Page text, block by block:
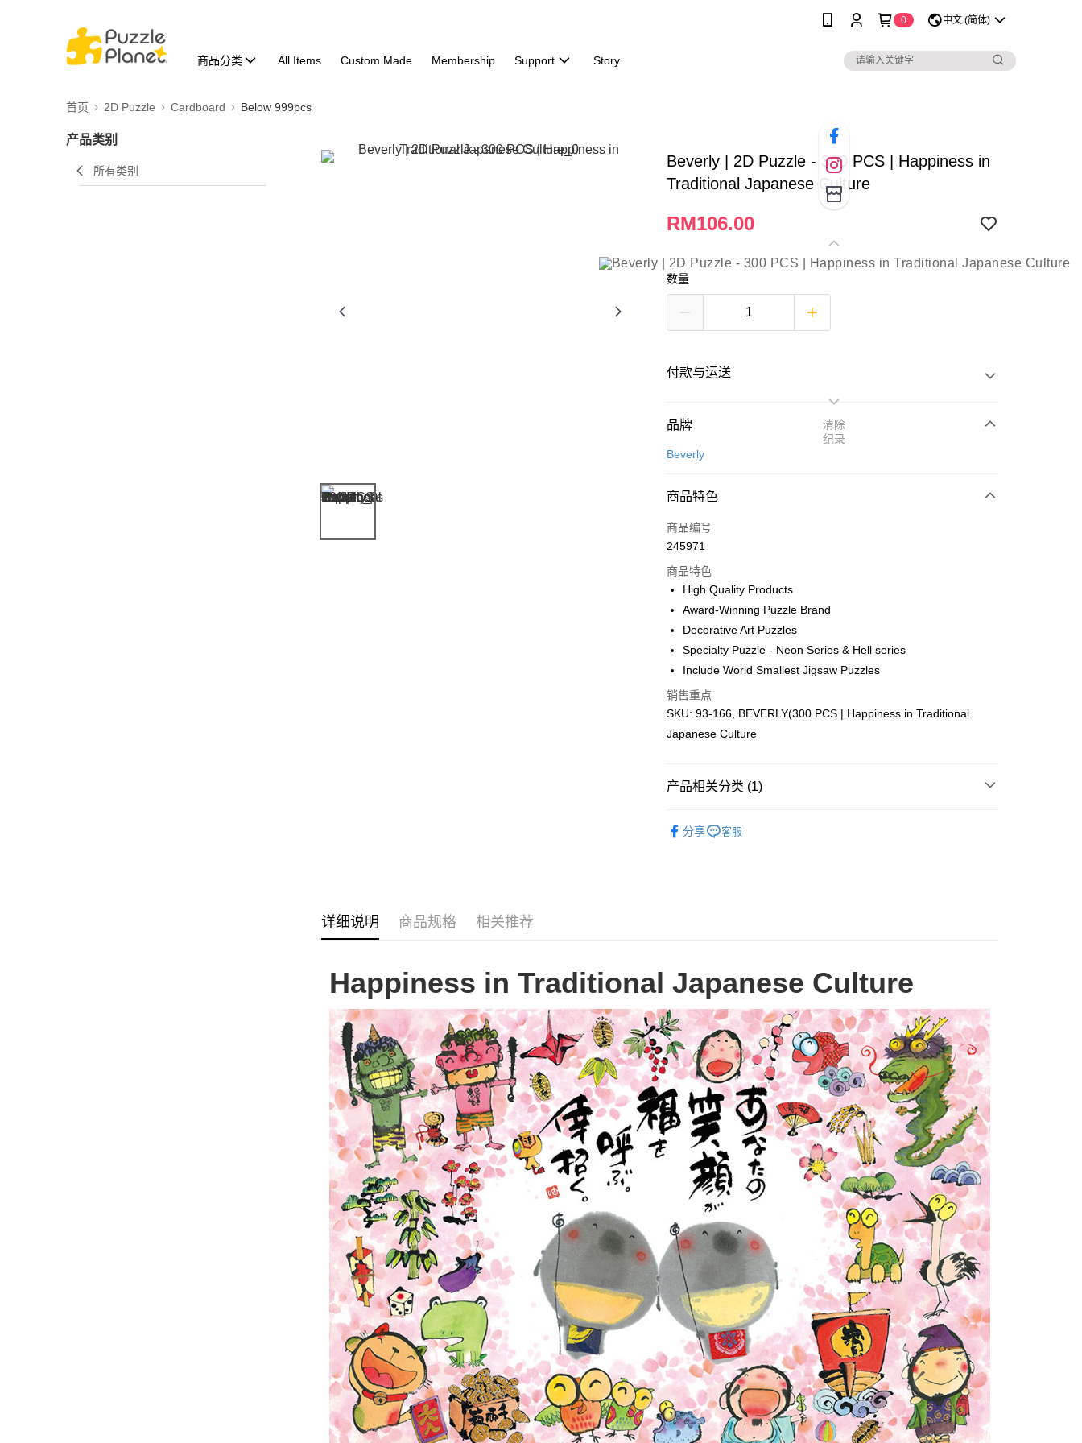
0 中文 (简体)
商品分类 All Items Custom Made Membership Support Story
首页 2D Puzzle Cardboard Below 999pcs
产品类别
所有类别
Beverly | 2D Puzzle - 300 PCS | Happiness in
Traditional Japanese Culture
RM106.00
数量
付款与运送
付款方式
信用卡一次付清
相关说明
伊斯兰银行、AmBank、BSN Bank
Touch 'n Go
GrabPay
Free Shipping (Min RM100) within West Malaysia!
Free Shipping (Min RM100.00) within West Malaysia!
Pickup In-Store (3 working days, SMS notify)
品牌
Beverly
商品特色
商品编号
245971
商品特色
High Quality Products
Award-Winning Puzzle Brand
Decorative Art Puzzles
Specialty Puzzle - Neon Series & Hell series
Include World Smallest Jigsaw Puzzles
销售重点
SKU: 93-166, BEVERLY(300 PCS | Happiness in Traditional
Japanese Culture
产品相关分类 (1)
分享
客服
详细说明 商品规格 相关推荐
Happiness in Traditional Japanese Culture
清除
纪录